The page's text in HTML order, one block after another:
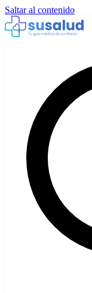
Saltar al contenido